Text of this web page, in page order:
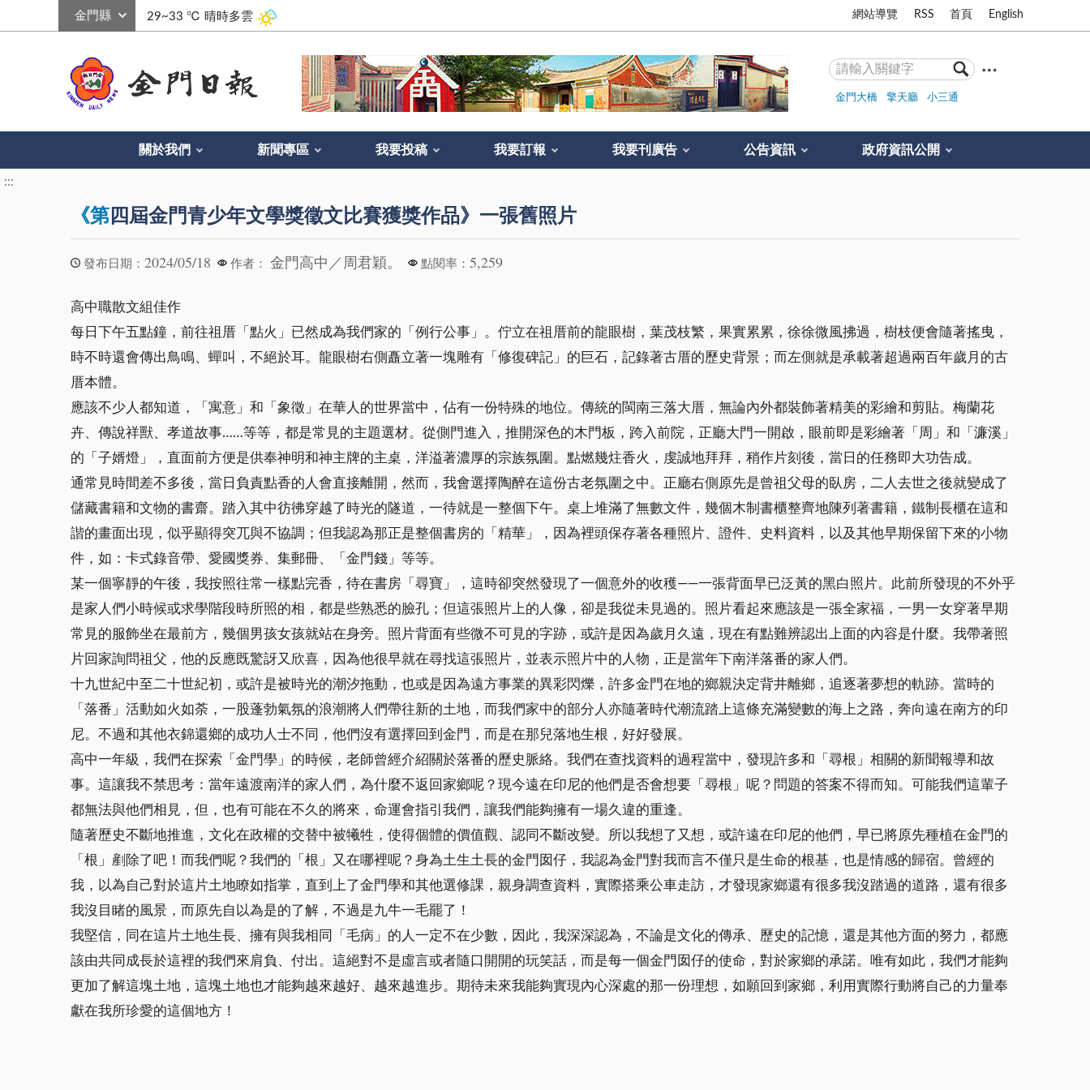
29~33 ℃ 晴時多雲 網站導覽 RSS 首頁 English
金門大橋 擎天廳 小三通
關於我們 新聞專區 我要投稿 我要訂報 我要刊廣告 公告資訊 政府資訊公開
:::
《第 四屆金門青少年文學獎徵文比賽獲獎作品》一張舊照片
發布日期： 2024/05/18 作者： 金門高中／周君穎。 點閱率： 5,259
高中職散文組佳作
每日下午五點鐘，前往祖厝「點火」已然成為我們家的「例行公事」。佇立在祖厝前的龍眼樹，葉茂枝繁，果實累累，徐徐微風拂過，樹枝便會隨著搖曳，
時不時還會傳出鳥鳴、蟬叫，不絕於耳。龍眼樹右側矗立著一塊雕有「修復碑記」的巨石，記錄著古厝的歷史背景；而左側就是承載著超過兩百年歲月的古
厝本體。
應該不少人都知道，「寓意」和「象徵」在華人的世界當中，佔有一份特殊的地位。傳統的閩南三落大厝，無論內外都裝飾著精美的彩繪和剪貼。梅蘭花
卉、傳說祥獸、孝道故事……等等，都是常見的主題選材。從側門進入，推開深色的木門板，跨入前院，正廳大門一開啟，眼前即是彩繪著「周」和「濂溪」
的「子婿燈」，直面前方便是供奉神明和神主牌的主桌，洋溢著濃厚的宗族氛圍。點燃幾炷香火，虔誠地拜拜，稍作片刻後，當日的任務即大功告成。
通常見時間差不多後，當日負責點香的人會直接離開，然而，我會選擇陶醉在這份古老氛圍之中。正廳右側原先是曾祖父母的臥房，二人去世之後就變成了
儲藏書籍和文物的書齋。踏入其中彷彿穿越了時光的隧道，一待就是一整個下午。桌上堆滿了無數文件，幾個木制書櫃整齊地陳列著書籍，鐵制長櫃在這和
諧的畫面出現，似乎顯得突兀與不協調；但我認為那正是整個書房的「精華」，因為裡頭保存著各種照片、證件、史料資料，以及其他早期保留下來的小物
件，如：卡式錄音帶、愛國獎券、集郵冊、「金門錢」等等。
某一個寧靜的午後，我按照往常一樣點完香，待在書房「尋寶」，這時卻突然發現了一個意外的收穫——一張背面早已泛黃的黑白照片。此前所發現的不外乎
是家人們小時候或求學階段時所照的相，都是些熟悉的臉孔；但這張照片上的人像，卻是我從未見過的。照片看起來應該是一張全家福，一男一女穿著早期
常見的服飾坐在最前方，幾個男孩女孩就站在身旁。照片背面有些微不可見的字跡，或許是因為歲月久遠，現在有點難辨認出上面的內容是什麼。我帶著照
片回家詢問祖父，他的反應既驚訝又欣喜，因為他很早就在尋找這張照片，並表示照片中的人物，正是當年下南洋落番的家人們。
十九世紀中至二十世紀初，或許是被時光的潮汐拖動，也或是因為遠方事業的異彩閃爍，許多金門在地的鄉親決定背井離鄉，追逐著夢想的軌跡。當時的
「落番」活動如火如荼，一股蓬勃氣氛的浪潮將人們帶往新的土地，而我們家中的部分人亦隨著時代潮流踏上這條充滿變數的海上之路，奔向遠在南方的印
尼。不過和其他衣錦還鄉的成功人士不同，他們沒有選擇回到金門，而是在那兒落地生根，好好發展。
高中一年級，我們在探索「金門學」的時候，老師曾經介紹關於落番的歷史脈絡。我們在查找資料的過程當中，發現許多和「尋根」相關的新聞報導和故
事。這讓我不禁思考：當年遠渡南洋的家人們，為什麼不返回家鄉呢？現今遠在印尼的他們是否會想要「尋根」呢？問題的答案不得而知。可能我們這輩子
都無法與他們相見，但，也有可能在不久的將來，命運會指引我們，讓我們能夠擁有一場久違的重逢。
隨著歷史不斷地推進，文化在政權的交替中被犧牲，使得個體的價值觀、認同不斷改變。所以我想了又想，或許遠在印尼的他們，早已將原先種植在金門的
「根」剷除了吧！而我們呢？我們的「根」又在哪裡呢？身為土生土長的金門囡仔，我認為金門對我而言不僅只是生命的根基，也是情感的歸宿。曾經的
我，以為自己對於這片土地瞭如指掌，直到上了金門學和其他選修課，親身調查資料，實際搭乘公車走訪，才發現家鄉還有很多我沒踏過的道路，還有很多
我沒目睹的風景，而原先自以為是的了解，不過是九牛一毛罷了！
我堅信，同在這片土地生長、擁有與我相同「毛病」的人一定不在少數，因此，我深深認為，不論是文化的傳承、歷史的記憶，還是其他方面的努力，都應
該由共同成長於這裡的我們來肩負、付出。這絕對不是虛言或者隨口開開的玩笑話，而是每一個金門囡仔的使命，對於家鄉的承諾。唯有如此，我們才能夠
更加了解這塊土地，這塊土地也才能夠越來越好、越來越進步。期待未來我能夠實現內心深處的那一份理想，如願回到家鄉，利用實際行動將自己的力量奉
獻在我所珍愛的這個地方！